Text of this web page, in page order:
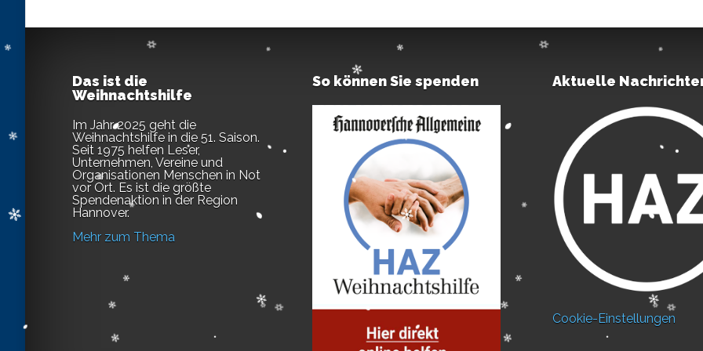
Das ist die
Weihnachtshilfe
Im Jahr 2025 geht die
Weihnachtshilfe in die 51. Saison.
Seit 1975 helfen Leser,
Unternehmen, Vereine und
Organisationen Menschen in Not
vor Ort. Es ist die größte
Spendenaktion in der Region
Hannover.
Mehr zum Thema
So können Sie spenden Aktuelle
Cookie-Einstellungen